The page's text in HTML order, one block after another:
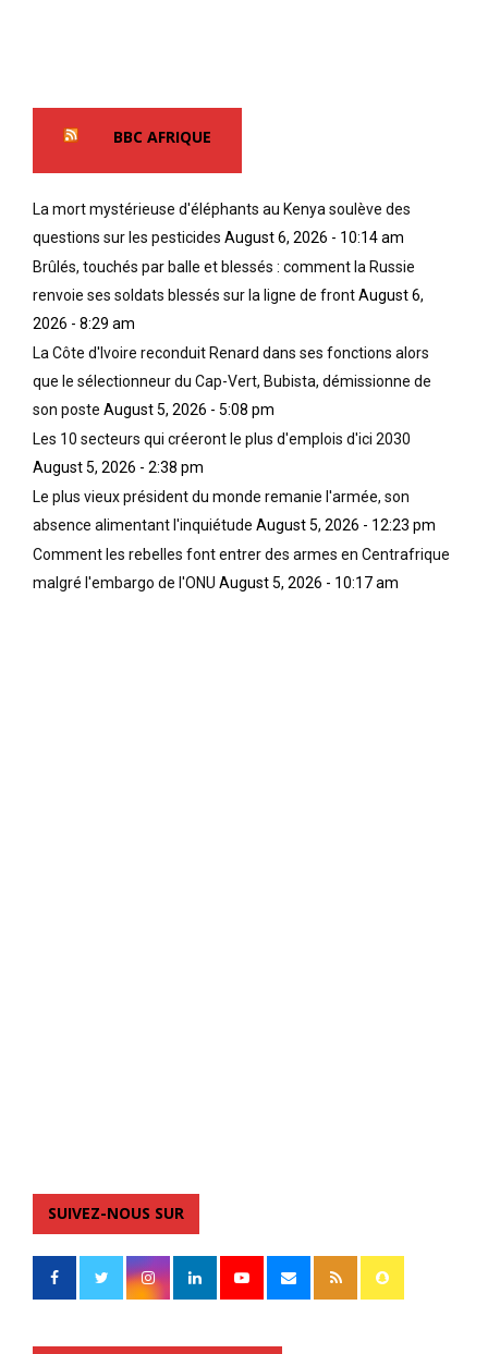
BBC AFRIQUE
La mort mystérieuse d'éléphants au Kenya soulève des
questions sur les pesticides August 6, 2026 - 10:14 am
Brûlés, touchés par balle et blessés : comment la Russie
renvoie ses soldats blessés sur la ligne de frontAugust 6,
2026 - 8:29 am
La Côte d'Ivoire reconduit Renard dans ses fonctions alors
que le sélectionneur du Cap-Vert, Bubista, démissionne de
son poste August 5, 2026 - 5:08 pm
Les 10 secteurs qui créeront le plus d'emplois d'ici 2030
August 5, 2026 - 2:38 pm
Le plus vieux président du monde remanie l'armée, son
absence alimentant l'inquiétude August 5, 2026 - 12:23 pm
Comment les rebelles font entrer des armes en Centrafrique
malgré l'embargo de l'ONU August 5, 2026 - 10:17 am
SUIVEZ-NOUS SUR